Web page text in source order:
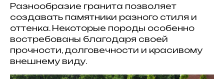
Разнообразие гранита позволяет
создавать памятники разного стиля и
оттенка. Некоторые породы особенно
востребованы благодаря своей
прочности, долговечности и красивому
внешнему виду.